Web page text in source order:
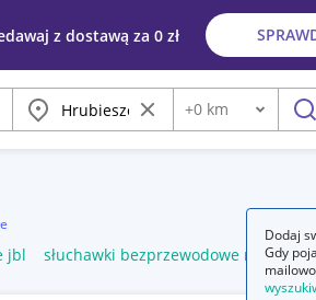
z dostawą za 0 zł
Miasto Wyczyść frazę
Odległość
+0 km
jbl słuchawki bezprzewodowe nauszne
Dodaj
Gdy